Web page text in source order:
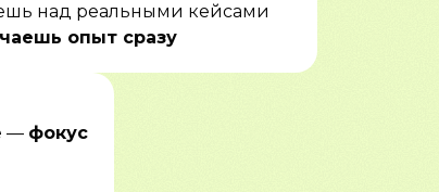
над реальными кейсами
опыт сразу
— фокус